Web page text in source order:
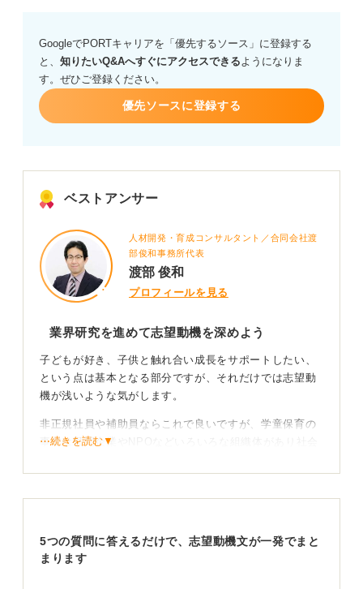
GoogleでPORTキャリアを「優先するソース」に登録する
と、 知りたいQ&Aへすぐにアクセスできるようになりま
す。ぜひご登録ください。
優先ソースに登録する
ベストアンサー
人材開発・育成コンサルタント／合同会社渡
部俊和事務所代表
渡部 俊和
プロフィールを見る
業界研究を進めて志望動機を深めよう
子どもが好き、子供と触れ合い成長をサポートしたい、
という点は基本となる部分ですが、それだけでは志望動
機が浅いような気がします。
非正規社員や補助員ならこれで良いですが、学童保育の
事業は民間企業やNPOなどいろいろな組織体があり社会
いささか気になります。業界研究を進めて加筆していた
だきたいと思います。
⋯続きを読む▼
5つの質問に答えるだけで、志望動機文が一発でまと
まります